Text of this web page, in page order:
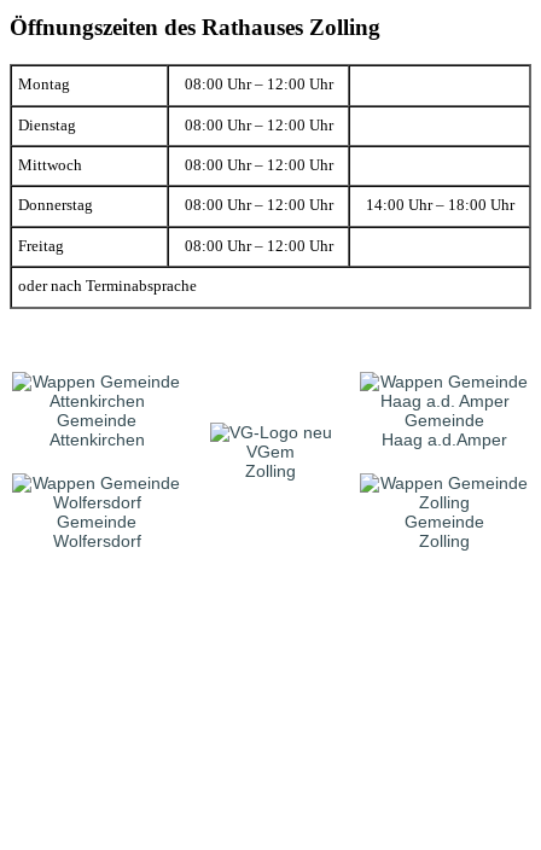
Öffnungszeiten des Rathauses Zolling
Montag 08:00 Uhr – 12:00 Uhr
Dienstag 08:00 Uhr – 12:00 Uhr
Mittwoch 08:00 Uhr – 12:00 Uhr
Donnerstag 08:00 Uhr – 12:00 Uhr 14:00 Uhr – 18:00 Uhr
Freitag 08:00 Uhr – 12:00 Uhr
oder nach Terminabsprache
Gemeinde
Attenkirchen
VGem
Zolling
Gemeinde
Haag a.d.Amper
Gemeinde
Wolfersdorf
Gemeinde
Zolling